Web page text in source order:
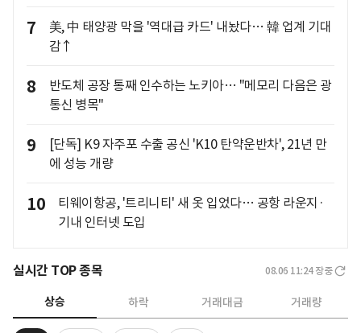
7
美, 中 태양광 막을 '역대급 카드' 내놨다… 韓 업계 기대
감↑
8
반도체 공장 통째 인수하는 노키아… "메모리 다음은 광
통신 병목"
9
[단독] K9 자주포 수출 공신 'K10 탄약운반차', 21년 만
에 성능 개량
10
티웨이항공, '트리니티' 새 옷 입었다… 공항 라운지·
기내 인터넷 도입
실시간 TOP 종목 08.06 11:24 장중
상승 하락 거래대금 거래량